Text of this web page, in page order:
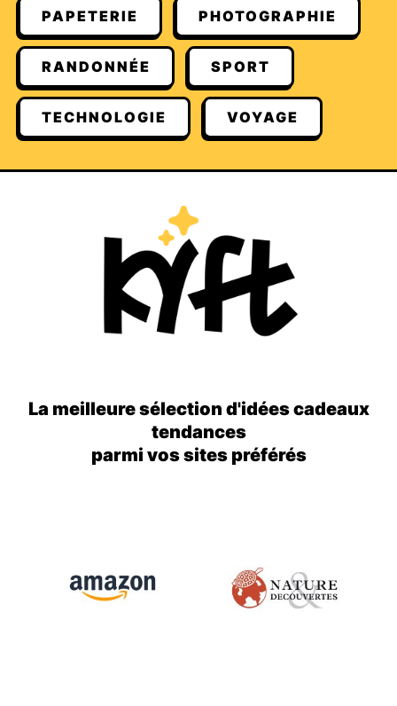
PAPETERIE PHOTOGRAPHIE
RANDONNÉE SPORT
TECHNOLOGIE VOYAGE
La meilleure sélection d'idées cadeaux
tendances
parmi vos sites préférés